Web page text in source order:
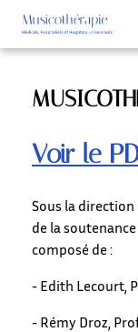
Voir le
Sous la direction
de la
composé de :
- Edith Lecourt,
- Rémy Droz,